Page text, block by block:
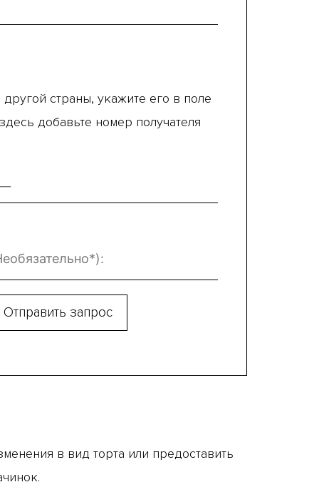
страны, укажите его в поле
добавьте номер получателя
в вид торта или предоставить